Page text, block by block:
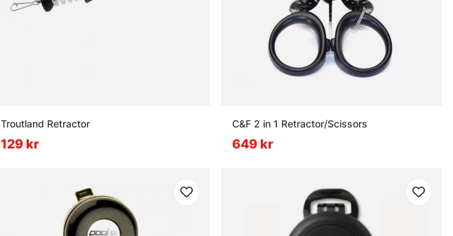
Troutland Retractor
129 kr
C&F 2 in 1 Retractor/Scissors
649 kr